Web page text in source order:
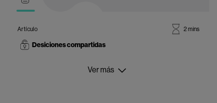
Artículo 2 mins
Desiciones compartidas
Ver más